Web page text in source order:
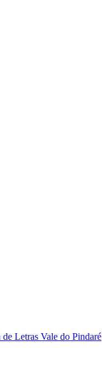
Letras Vale do Pindaré